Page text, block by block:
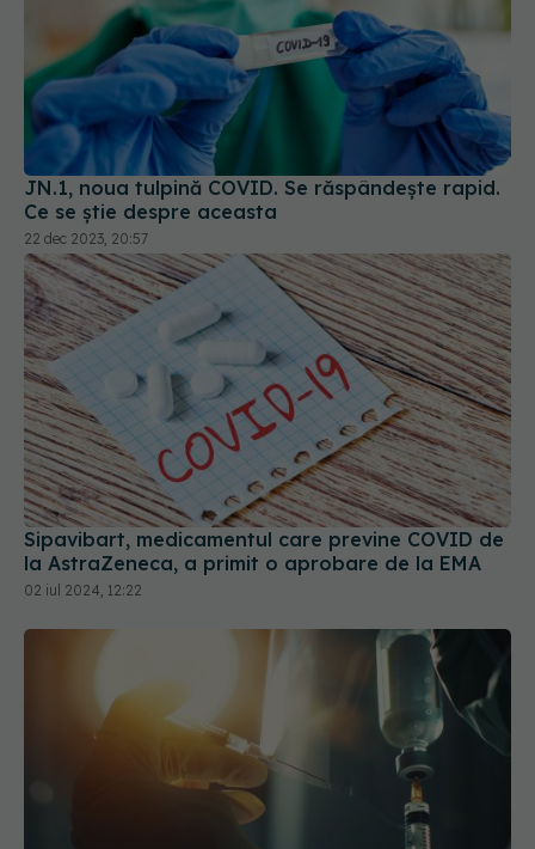
JN.1, noua tulpină COVID. Se răspândește rapid.
Ce se știe despre aceasta
22 dec 2023, 20:57
Sipavibart, medicamentul care previne COVID de
la AstraZeneca, a primit o aprobare de la EMA
02 iul 2024, 12:22